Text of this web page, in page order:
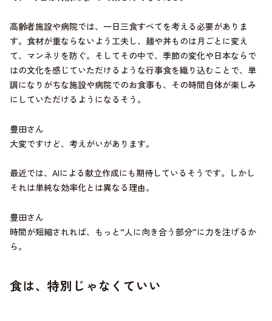
高齢者施設や病院では、一日三食すべてを考える必要がありま
す。食材が重ならないよう工夫し、麺や丼ものは月ごとに変え
て、マンネリを防ぐ。そしてその中で、季節の変化や日本ならで
はの文化を感じていただけるような行事食を織り込むことで、単
調になりがちな施設や病院でのお食事も、その時間自体が楽しみ
にしていただけるようになるそう。
豊田さん
大変ですけど、考えがいがあります。
最近では、AIによる献立作成にも期待しているそうです。しかし
それは単純な効率化とは異なる理由。
豊田さん
時間が短縮されれば、もっと“人に向き合う部分”に力を注げるか
ら。
食は、特別じゃなくていい